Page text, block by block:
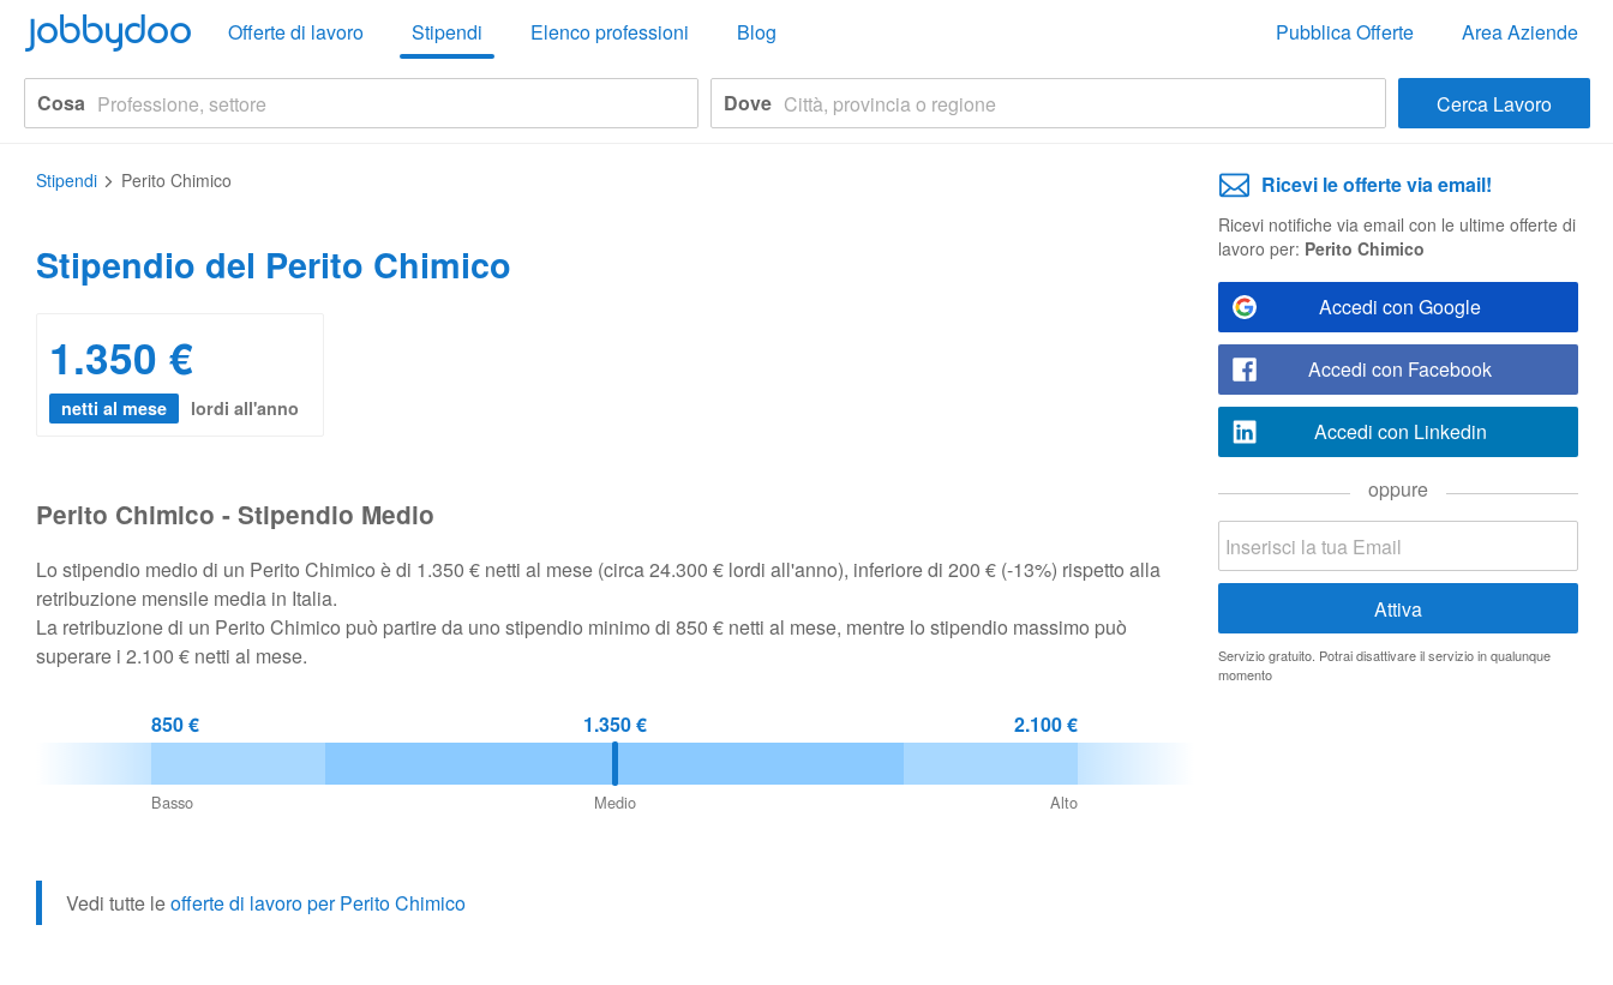
Jobbydoo Offerte di lavoro Stipendi Elenco professioni Blog Pubblica Offerte Area Aziende
Cosa Dove
Stipendi Perito Chimico
Stipendio del Perito Chimico
1.350 €
netti al mese lordi all'anno
Perito Chimico - Stipendio Medio
Lo stipendio medio di un Perito Chimico è di 1.350 € netti al mese (circa 24.300 € lordi all'anno), inferiore di 200 € (-13%) rispetto alla
retribuzione mensile media in Italia.
La retribuzione di un Perito Chimico può partire da uno stipendio minimo di 850 € netti al mese, mentre lo stipendio massimo può
superare i 2.100 € netti al mese.
850 €
Basso
1.350 €
Medio
2.100 €
Alto
Vedi tutte leofferte di lavoro per Perito Chimico
Ricevi le offerte via email!
Ricevi notifiche via email con le ultime offerte di
lavoro per: Perito Chimico
Accedi con Google
Accedi con Facebook
Accedi con Linkedin
oppure
Servizio gratuito. Potrai disattivare il servizio in qualunque
momento